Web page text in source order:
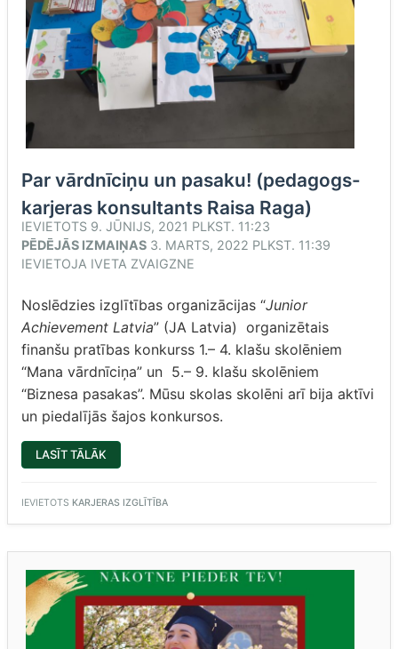
Par vārdnīciņu un pasaku! (pedagogs-
karjeras konsultants Raisa Raga)
IEVIETOTS 9. JŪNIJS, 2021 PLKST. 11:23
PĒDĒJĀS IZMAIŅAS 3. MARTS, 2022 PLKST. 11:39
IEVIETOJA IVETA ZVAIGZNE
Noslēdzies izglītības organizācijas “Junior
Achievement Latvia” (JA Latvia) organizētais
finanšu pratības konkurss 1.– 4. klašu skolēniem
“Mana vārdnīciņa” un 5.– 9. klašu skolēniem
“Biznesa pasakas”. Mūsu skolas skolēni arī bija aktīvi
un piedalījās šajos konkursos.
LASĪT TĀLĀK
VĀRDNĪCIŅU
(PEDAGOGS-
KONSULTANTS
IEVIETOTS KARJERAS IZGLĪTĪBA